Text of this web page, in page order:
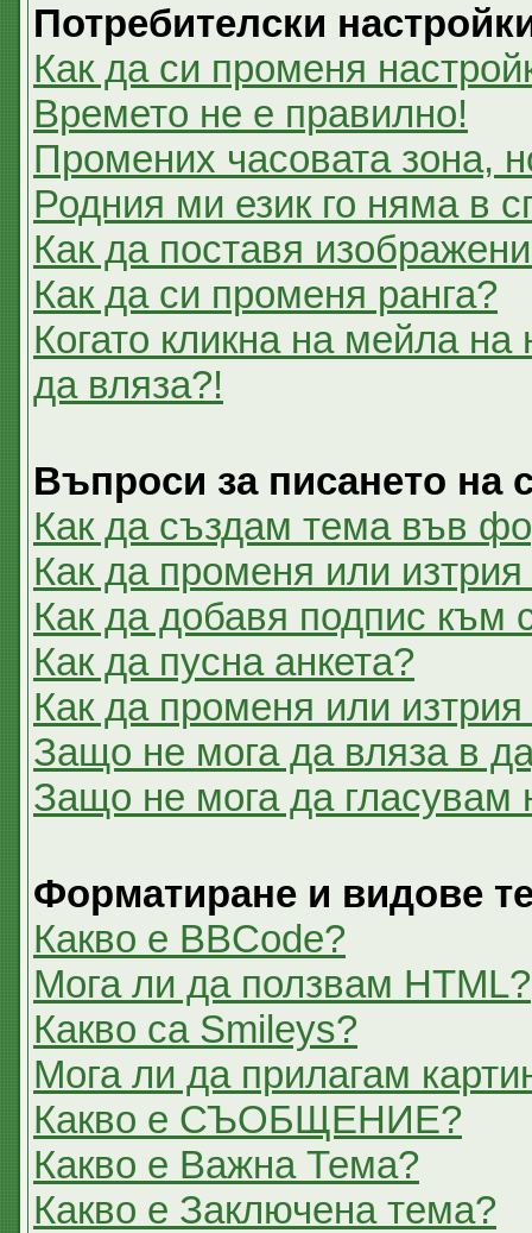
Потребителски
Как да си променя
Времето не е правилно!
Промених часовата зона,
Родния ми език го няма в
Как да поставя
Как да си променя ранга?
Когато кликна на мейла
да вляза?!
Въпроси за писането на
Как да създам тема във
Как да променя или
Как да добавя подпис към
Как да пусна анкета?
Как да променя или изтрия
Защо не мога да вляза в
Защо не мога да гласувам
Форматиране и видове
Какво е BBCode?
Мога ли да ползвам HTML?
Какво са Smileys?
Мога ли да прилагам
Какво е СЪОБЩЕНИЕ?
Какво е Важна Тема?
Какво е Заключена тема?